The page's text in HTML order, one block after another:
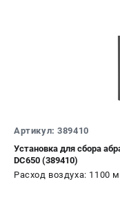
Информация
проспект
Артикул: 389410
Установка для сбора
DC650 (389410)
Расход воздуха: 1100